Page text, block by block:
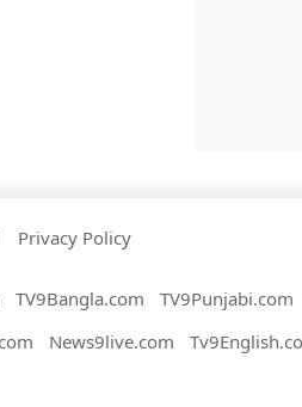
Privacy Policy
TV9Bangla.com TV9Punjabi.com
News9live.com